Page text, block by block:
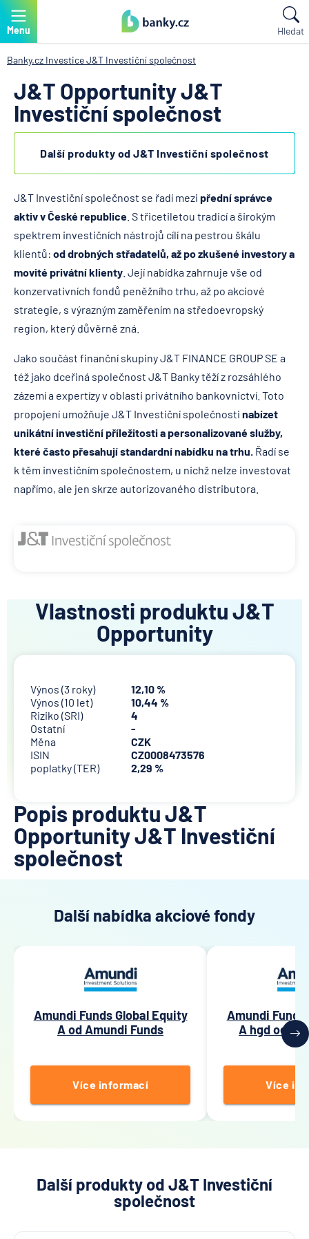
Menu Hledat
Banky.cz InvesticeJ&T Investiční společnost
J&T Opportunity J&T
Investiční společnost
J&T Investiční společnost se řadí mezi přední správce
aktiv v České republice . S třicetiletou tradicí a širokým
spektrem investičních nástrojů cílí na pestrou škálu
klientů: od drobných střadatelů, až po zkušené investory a
movité privátní klienty . Její nabídka zahrnuje vše od
konzervativních fondů peněžního trhu, až po akciové
strategie, s výrazným zaměřením na středoevropský
region, který důvěrně zná.
Jako součást finanční skupiny J&T FINANCE GROUP SE a
též jako dceřiná společnost J&T Banky těží z rozsáhlého
zázemí a expertízy v oblasti privátního bankovnictví. Toto
propojení umožňuje J&T Investiční společnosti nabízet
unikátní investiční příležitosti a personalizované služby,
které často přesahují standardní nabídku na trhu. Řadí se
k těm investičním společnostem, u nichž nelze investovat
napřímo, ale jen skrze autorizovaného distributora.
Další produkty od J&T Investiční společnost
Vlastnosti produktu J&T
Opportunity
Výnos (3 roky)
12,10 %
Výnos (10 let)
10,44 %
Riziko (SRI)
4
Ostatní
-
Měna
CZK
ISIN
CZ0008473576
poplatky (TER)
2,29 %
Popis produktu J&T
Opportunity J&T Investiční
společnost
Další nabídka akciové fondy
Amundi Funds Global Equity
A od Amundi Funds
Více informací
Amundi
A hgd od
Více
Další produkty od J&T Investiční
společnost